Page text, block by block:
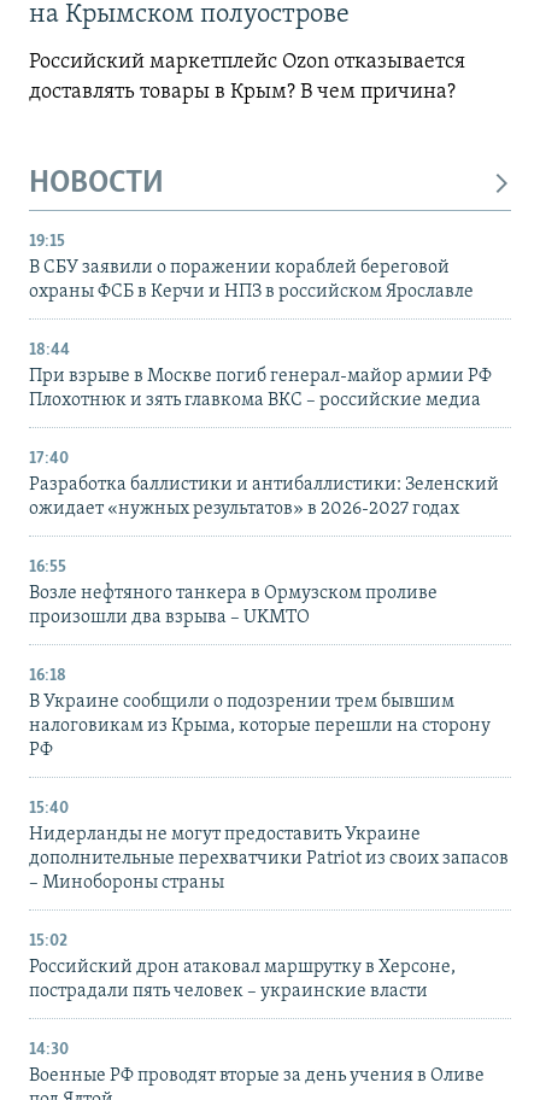
на Крымском полуострове
Российский маркетплейс Ozon отказывается
доставлять товары в Крым? В чем причина?
НОВОСТИ
19:15
В СБУ заявили о поражении кораблей береговой
охраны ФСБ в Керчи и НПЗ в российском Ярославле
18:44
При взрыве в Москве погиб генерал-майор армии РФ
Плохотнюк и зять главкома ВКС – российские медиа
17:40
Разработка баллистики и антибаллистики: Зеленский
ожидает «нужных результатов» в 2026-2027 годах
16:55
Возле нефтяного танкера в Ормузском проливе
произошли два взрыва – UKMTO
16:18
В Украине сообщили о подозрении трем бывшим
налоговикам из Крыма, которые перешли на сторону
РФ
15:40
Нидерланды не могут предоставить Украине
дополнительные перехватчики Patriot из своих запасов
– Минобороны страны
15:02
Российский дрон атаковал маршрутку в Херсоне,
пострадали пять человек – украинские власти
14:30
Военные РФ проводят вторые за день учения в Оливе